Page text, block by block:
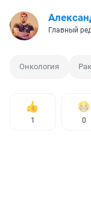
Главный
Онкология Рак
1 0